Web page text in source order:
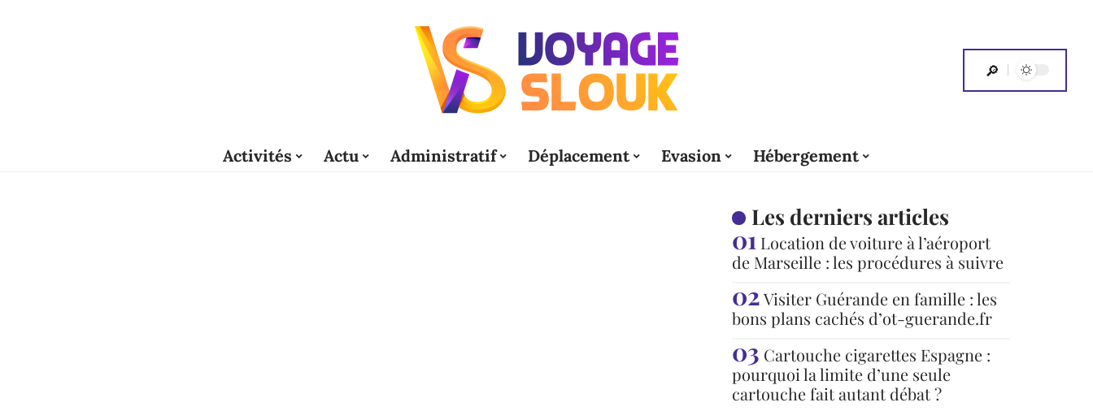
Activités Actu Administratif Déplacement Evasion Hébergement
Les derniers articles
Location de voiture à l’aéroport
de Marseille : les procédures à suivre
Visiter Guérande en famille : les
bons plans cachés d’ot-guerande.fr
Cartouche cigarettes Espagne :
pourquoi la limite d’une seule
cartouche fait autant débat ?